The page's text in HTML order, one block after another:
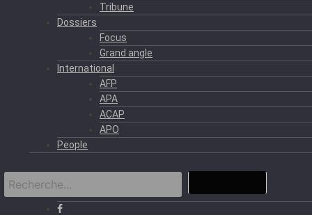
Tribune
Dossiers
Focus
Grand angle
International
AFP
APA
ACAP
APO
People